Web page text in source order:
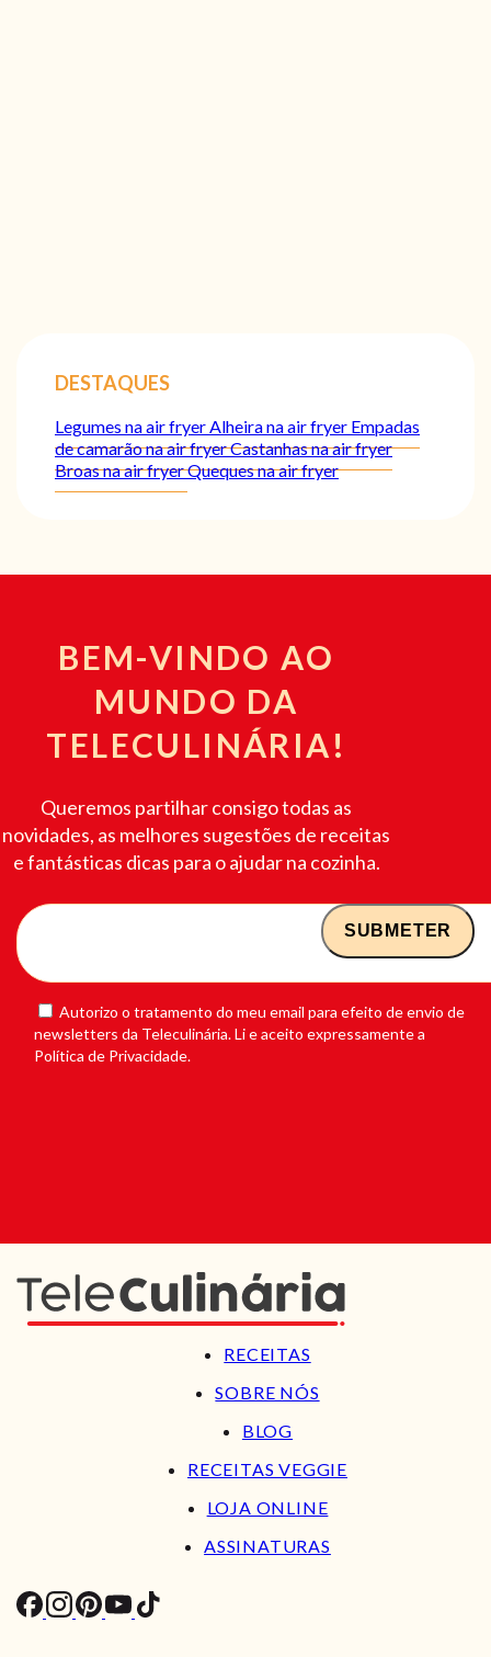
DESTAQUES
Legumes na air fryerAlheira na air fryer Empadas
de camarão na air fryerCastanhas na air fryer
Broas na air fryerQueques na air fryer
BEM-VINDO AO
MUNDO DA
TELECULINÁRIA!
Queremos partilhar consigo todas as
novidades, as melhores sugestões de receitas
e fantásticas dicas para o ajudar na cozinha.
Autorizo o tratamento do meu email para efeito de envio de
newsletters da Teleculinária. Li e aceito expressamente a
Política de Privacidade.
RECEITAS
SOBRE NÓS
BLOG
RECEITAS VEGGIE
LOJA ONLINE
ASSINATURAS